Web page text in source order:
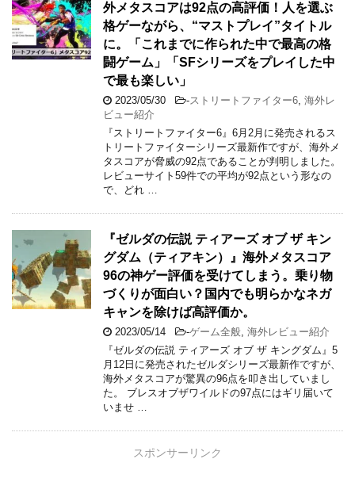
外メタスコアは92点の高評価！人を選ぶ
格ゲーながら、“マストプレイ”タイトル
に。「これまでに作られた中で最高の格
闘ゲーム」「SFシリーズをプレイした中
で最も楽しい」
2023/05/30 -ストリートファイター6, 海外レ
ビュー紹介
『ストリートファイター6』6月2月に発売されるス
トリートファイターシリーズ最新作ですが、海外メ
タスコアが脅威の92点であることが判明しました。
レビューサイト59件での平均が92点という形なの
で、どれ …
『ゼルダの伝説 ティアーズ オブ ザ キン
グダム（ティアキン）』海外メタスコア
96の神ゲー評価を受けてしまう。乗り物
づくりが面白い？国内でも明らかなネガ
キャンを除けば高評価か。
2023/05/14 -ゲーム全般, 海外レビュー紹介
『ゼルダの伝説 ティアーズ オブ ザ キングダム』5
月12日に発売されたゼルダシリーズ最新作ですが、
海外メタスコアが驚異の96点を叩き出していまし
た。 ブレスオブザワイルドの97点にはギリ届いて
いませ …
スポンサーリンク